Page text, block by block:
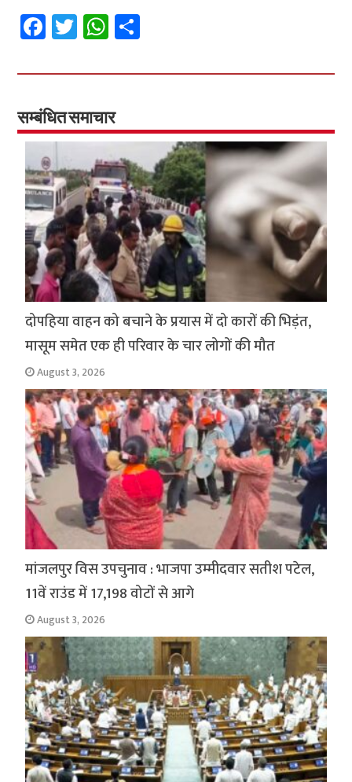
Fa
ce
b
o
o
k
T
wi
tt
er
W
h
at
sA
p
p
ar
सम्बंधित समाचार
दोपहिया वाहन को बचाने के प्रयास में दो कारों की भिड़ंत,
मासूम समेत एक ही परिवार के चार लोगों की मौत
August 3, 2026
मांजलपुर विस उपचुनाव : भाजपा उम्मीदवार सतीश पटेल,
11वें राउंड में 17,198 वोटों से आगे
August 3, 2026